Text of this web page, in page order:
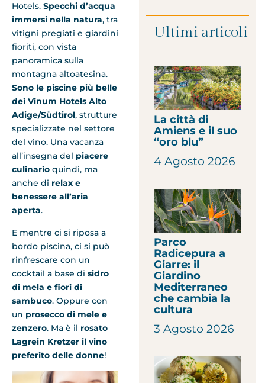
Hotels. Specchi d’acqua
immersi nella natura, tra
vitigni pregiati e giardini
fioriti, con vista
panoramica sulla
montagna altoatesina.
Sono le piscine più belle
dei Vinum Hotels Alto
Adige/Südtirol, strutture
specializzate nel settore
del vino. Una vacanza
all’insegna del piacere
culinario quindi, ma
anche di relax e
benessere all’aria
aperta.
E mentre ci si riposa a
bordo piscina, ci si può
rinfrescare con un
cocktail a base di sidro
di mela e fiori di
sambuco. Oppure con
un prosecco di mele e
zenzero. Ma è il rosato
Lagrein Kretzer il vino
preferito delle donne!
Ultimi articoli
La città di
Amiens e il suo
“oro blu”
4 Agosto 2026
Parco
Radicepura a
Giarre: il
Giardino
Mediterraneo
che cambia la
cultura
3 Agosto 2026